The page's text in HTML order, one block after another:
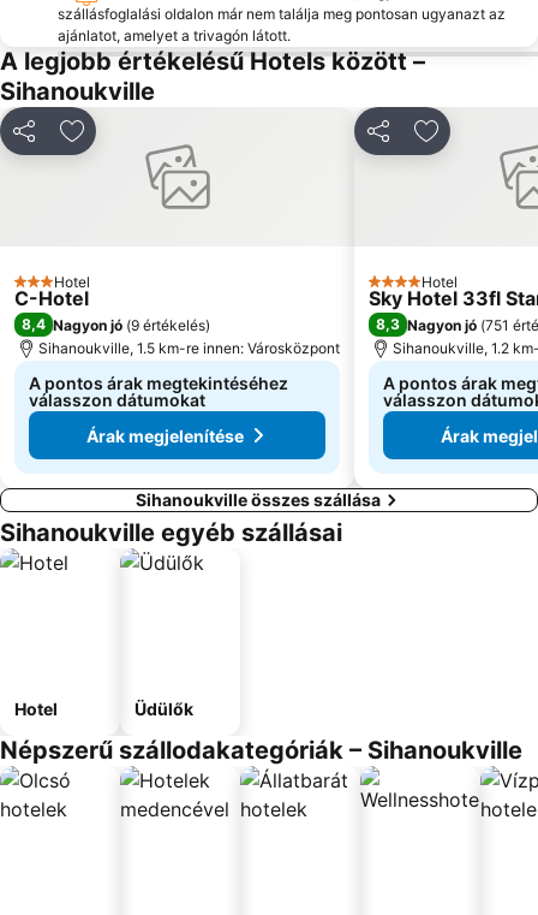
szállásfoglalási oldalon már nem találja meg pontosan ugyanazt az
ajánlatot, amelyet a trivagón látott.
A legjobb értékelésű Hotels között –
Sihanoukville
MegosztásHozzáadás a kedvencekhez
3 Kategória
Hotel
C-Hotel
8,4 Nagyon jó (9 értékelés)
Sihanoukville, 1.5 km-re innen: Városközpont
A pontos árak megtekintéséhez
válasszon dátumokat
Árak megjelenítése
MegosztásHozzáadás
4 Kategória
Hotel
Sky Hotel 33fl
8,3 Nagyon jó (751
Sihanoukville, 1.2
A pontos árak
válasszon
Árak
Sihanoukville összes szállása
Sihanoukville egyéb szállásai
Hotel Üdülők
Népszerű szállodakategóriák – Sihanoukville